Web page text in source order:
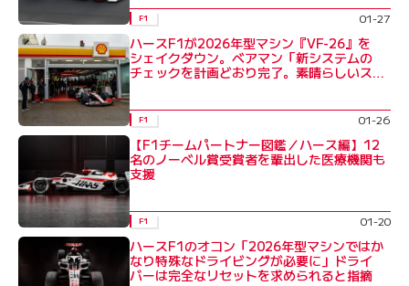
F1 01-27
ハースF1が2026年型マシン『VF-26』を
シェイクダウン。ベアマン「新システムの
チェックを計画どおり完了。素晴らしいス
F1 01-26
【F1チームパートナー図鑑／ハース編】12
名のノーベル賞受賞者を輩出した医療機関も
支援
F1 01-20
ハースF1のオコン「2026年型マシンではか
なり特殊なドライビングが必要に」ドライ
バーは完全なリセットを求められると指摘